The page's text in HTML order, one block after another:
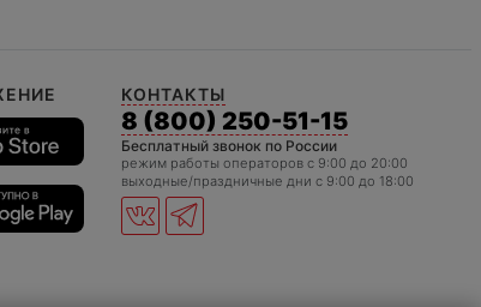
КОНТАКТЫ
8 (800) 250-51-15
Бесплатный звонок по России
режим работы операторов c 9:00 до 20:00
выходные/праздничные дни с 9:00 до 18:00